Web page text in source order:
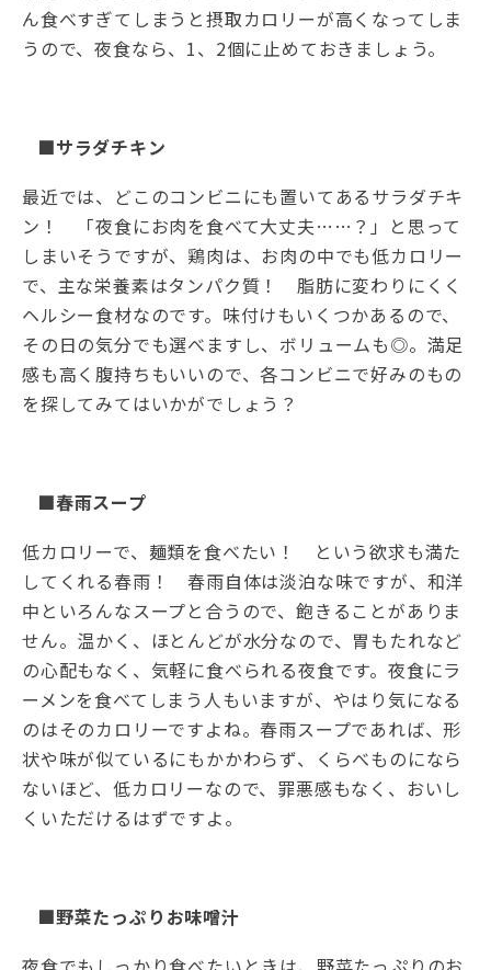
ん食べすぎてしまうと摂取カロリーが高くなってしま
うので、夜食なら、1、2個に止めておきましょう。
■サラダチキン
最近では、どこのコンビニにも置いてあるサラダチキ
ン！ 「夜食にお肉を食べて大丈夫……？」と思って
しまいそうですが、鶏肉は、お肉の中でも低カロリー
で、主な栄養素はタンパク質！ 脂肪に変わりにくく
ヘルシー食材なのです。味付けもいくつかあるので、
その日の気分でも選べますし、ボリュームも◎。満足
感も高く腹持ちもいいので、各コンビニで好みのもの
を探してみてはいかがでしょう？
■春雨スープ
低カロリーで、麺類を食べたい！ という欲求も満た
してくれる春雨！ 春雨自体は淡泊な味ですが、和洋
中といろんなスープと合うので、飽きることがありま
せん。温かく、ほとんどが水分なので、胃もたれなど
の心配もなく、気軽に食べられる夜食です。夜食にラ
ーメンを食べてしまう人もいますが、やはり気になる
のはそのカロリーですよね。春雨スープであれば、形
状や味が似ているにもかかわらず、くらべものになら
ないほど、低カロリーなので、罪悪感もなく、おいし
くいただけるはずですよ。
■野菜たっぷりお味噌汁